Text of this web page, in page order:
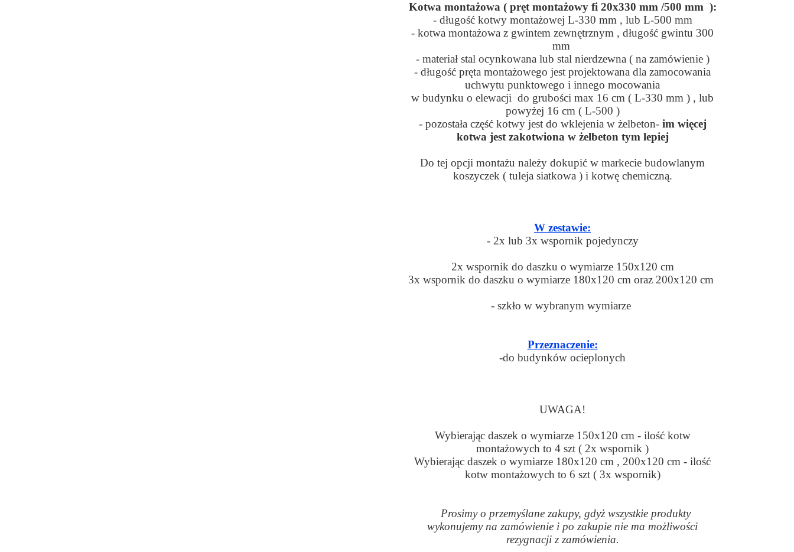
Kotwa montażowa ( pręt montażowy fi 20x330 mm /500 mm ):
- długość kotwy montażowej L-330 mm , lub L-500 mm
- kotwa montażowa z gwintem zewnętrznym , długość gwintu 300
mm
- materiał stal ocynkowana lub stal nierdzewna ( na zamówienie )
- długość pręta montażowego jest projektowana dla zamocowania
uchwytu punktowego i innego mocowania
w budynku o elewacji do grubości max 16 cm ( L-330 mm ) , lub
powyżej 16 cm ( L-500 )
- pozostała część kotwy jest do wklejenia w żelbeton- im więcej
kotwa jest zakotwiona w żelbeton tym lepiej
Do tej opcji montażu należy dokupić w markecie budowlanym
koszyczek ( tuleja siatkowa ) i kotwę chemiczną.
W zestawie:
- 2x lub 3x wspornik pojedynczy
2x wspornik do daszku o wymiarze 150x120 cm
3x wspornik do daszku o wymiarze 180x120 cm oraz 200x120 cm
- szkło w wybranym wymiarze
Przeznaczenie:
-do budynków ocieplonych
UWAGA!
Wybierając daszek o wymiarze 150x120 cm - ilość kotw
montażowych to 4 szt ( 2x wspornik )
Wybierając daszek o wymiarze 180x120 cm , 200x120 cm - ilość
kotw montażowych to 6 szt ( 3x wspornik)
Prosimy o przemyślane zakupy, gdyż wszystkie produkty
wykonujemy na zamówienie i po zakupie nie ma możliwości
rezygnacji z zamówienia.